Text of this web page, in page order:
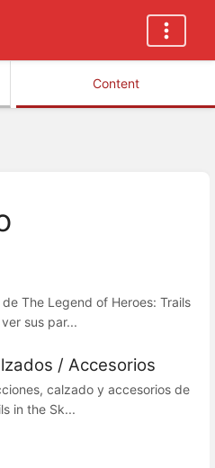
Content
The Legend of Heroes: Trails
sus par...
/ Accesorios
calzado y accesorios de
in the Sk...